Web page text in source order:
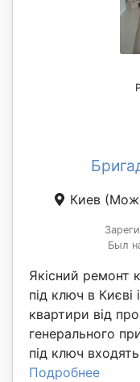
Киев
Был
Якісний ремонт
під ключ в
квартири від
генерального
під ключ
Подробнее